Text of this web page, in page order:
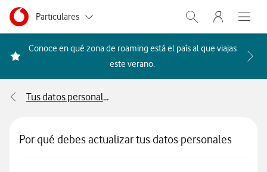
Ir a la pagina principal de vodafone.es
Menu navegación Segmento
Particulares
Autónomos
Grandes empresas
Abrir buscador.
Menu
Abre
Conoce en qué zona de roaming está el país al que viajas
este verano. Acceder a la FAQ Qué
Tus datos personales
Por qué debes actualizar tus datos personales